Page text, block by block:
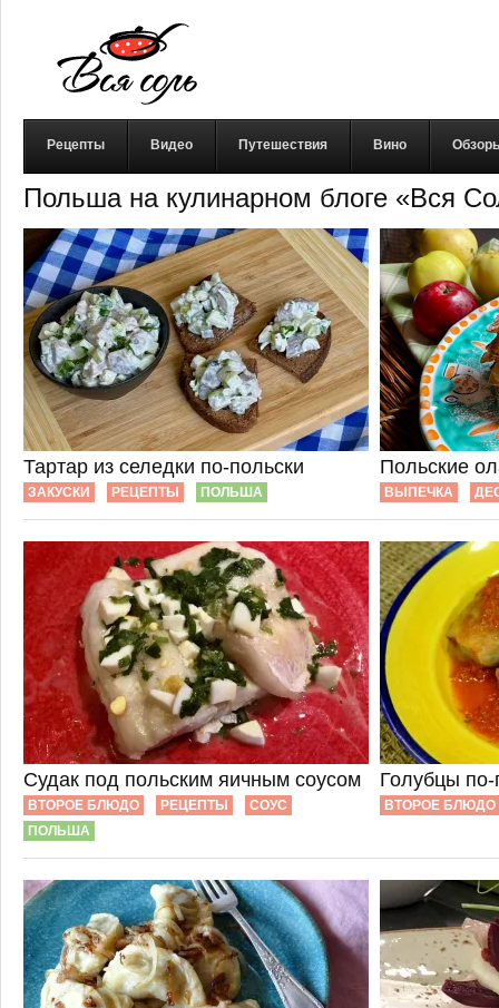
Рецепты Видео Путешествия Вино
Польша на кулинарном блоге «Вся
Тартар из селедки по-польски
ЗАКУСКИ РЕЦЕПТЫ ПОЛЬША
Польские
ВЫПЕЧКА
Судак под польским яичным соусом
ВТОРОЕ БЛЮДО РЕЦЕПТЫ
СОУС
ПОЛЬША
Голубцы по-
ВТОРОЕ БЛЮДО